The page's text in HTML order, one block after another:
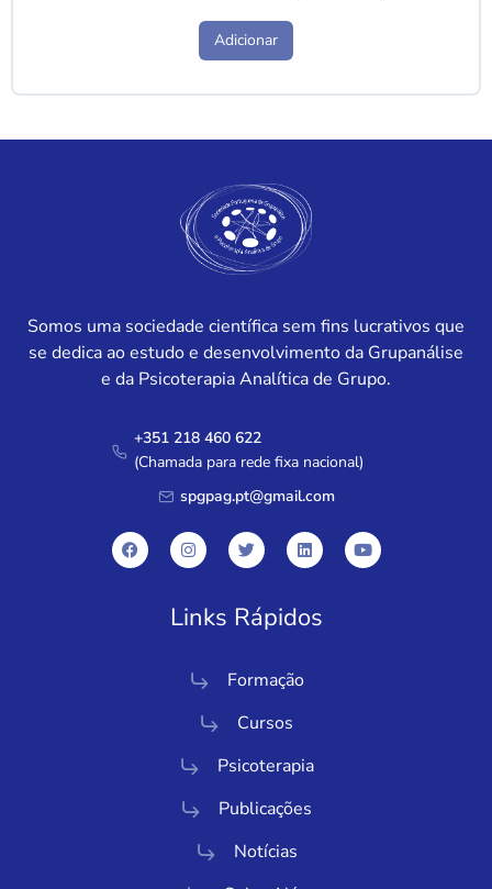
Adicionar
Somos uma sociedade científica sem fins lucrativos que
se dedica ao estudo e desenvolvimento da Grupanálise
e da Psicoterapia Analítica de Grupo.
+351 218 460 622
(Chamada para rede fixa nacional)
spgpag.pt@gmail.com
Links Rápidos
Formação
Cursos
Psicoterapia
Publicações
Notícias